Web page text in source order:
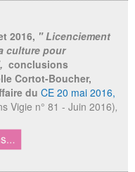
2016, " Licenciement
culture pour
conclusions
Cortot-Boucher,
du CE 20 mai 2016,
Vigie n° 81 - Juin 2016),